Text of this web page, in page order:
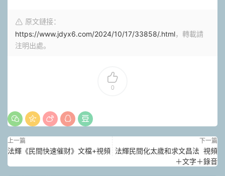
原文鏈接：
https://www.jdyx6.com/2024/10/17/33858/.html，轉載請
注明出處。
0
上一篇
法輝《民間快速催财》文檔+視頻
下一篇
法輝民間化太歲和求文昌法 視頻
＋文字＋錄音